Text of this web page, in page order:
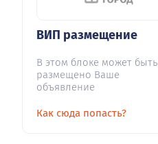
ВИП размещение
В этом блоке может быть
размещено Ваше
объявление
Как сюда попасть?